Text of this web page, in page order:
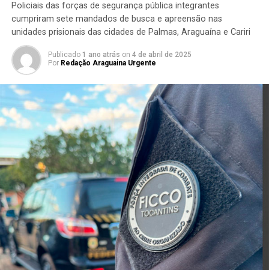
Policiais das forças de segurança pública integrantes
cumpriram sete mandados de busca e apreensão nas
unidades prisionais das cidades de Palmas, Araguaína e Cariri
Publicado 1 ano atrás on 4 de abril de 2025
Por Redação Araguaina Urgente